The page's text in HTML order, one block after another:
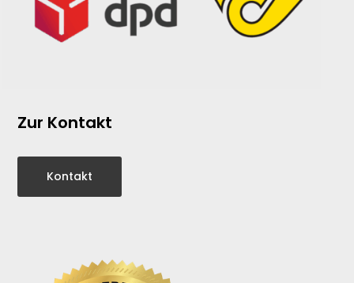
Zur Kontakt
Kontakt